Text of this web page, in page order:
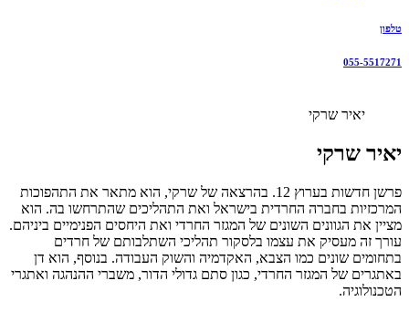
טלפון
055-5517271
יאיר שרקי
יאיר שרקי
פרשן חדשות בערוץ 12. בהרצאה של שרקי, הוא מתאר את התהפוכות
המרכזיות בחברה החרדית בישראל ואת התהליכים שהתרחשו בה. הוא
מציין את הגוונים השונים של המגזר החרדי ואת היחסים הפנימיים ביניהם.
עורך זה מעסיק את עצמו בלסקור תהליכי השתלבותם של חרדים
בתחומים שונים כמו הצבא, האקדמיה והשוק העבודה. בנוסף, הוא דן
באתגרים של המגזר החרדי, כגון סתם גדולי הדור, משברי ההנהגה ואתגרי
הטכנולוגיה.